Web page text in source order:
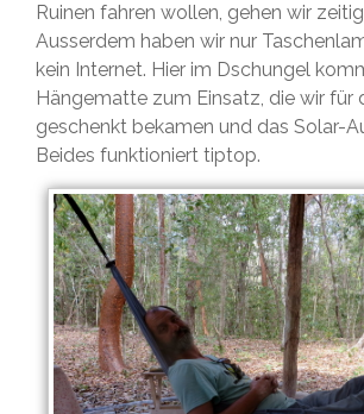
Ruinen fahren wollen, gehen wir
Ausserdem haben wir nur
kein Internet. Hier im Dschungel
Hängematte zum Einsatz, die wir für
geschenkt bekamen und das Solar-
Beides funktioniert tiptop.